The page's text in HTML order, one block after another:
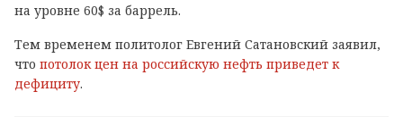
на уровне 60$ за баррель.
Тем временем политолог Евгений Сатановский заявил,
что потолок цен на российскую нефть приведет к
дефициту.